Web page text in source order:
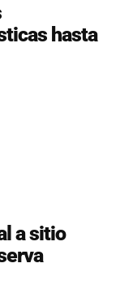
hasta
a sitio